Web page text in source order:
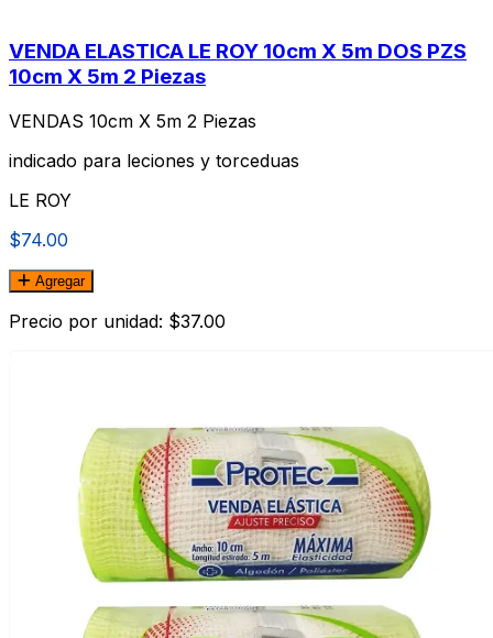
VENDA ELASTICA LE ROY 10cm X 5m DOS PZS
10cm X 5m 2 Piezas
VENDAS 10cm X 5m 2 Piezas
indicado para leciones y torceduas
LE ROY
$74.00
Agregar
Precio por unidad: $37.00